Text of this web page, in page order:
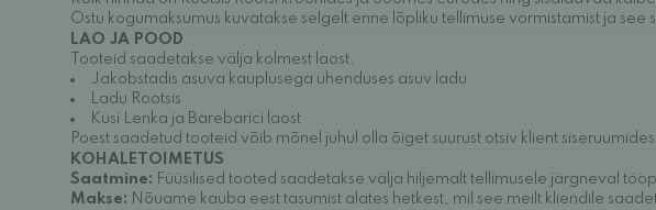
Ostu kogumaksumus kuvatakse selgelt enne lõpliku tellimuse vormistamist ja see
LAO JA POOD
Tooteid saadetakse välja kolmest laost.
Jakobstadis asuva kauplusega ühenduses asuv ladu
Ladu Rootsis
Küsi Lenka ja Barebarici laost
Poest saadetud tooteid võib mõnel juhul olla õiget suurust otsiv klient
KOHALETOIMETUS
Saatmine: Füüsilised tooted saadetakse välja hiljemalt tellimusele järgneval
Makse: Nõuame kauba eest tasumist alates hetkest, mil see meilt kliendile